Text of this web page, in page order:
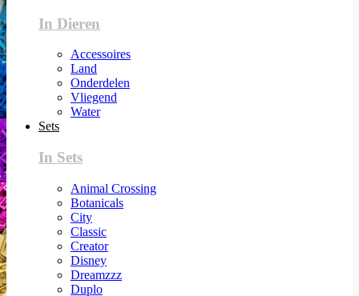
In Dieren
Accessoires
Land
Onderdelen
Vliegend
Water
Sets
In Sets
Animal Crossing
Botanicals
City
Classic
Creator
Disney
Dreamzzz
Duplo